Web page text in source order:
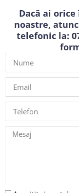
Dacă ai
noastre,
telefonic la: